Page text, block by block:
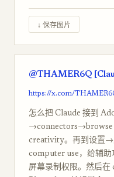
↓ 保存图片
@THAMER6Q
https://x.com/
怎么把 Claude 接到
→connectors→browse
creativity。再到设置
computer use，给辅
屏幕录制权限。然后在